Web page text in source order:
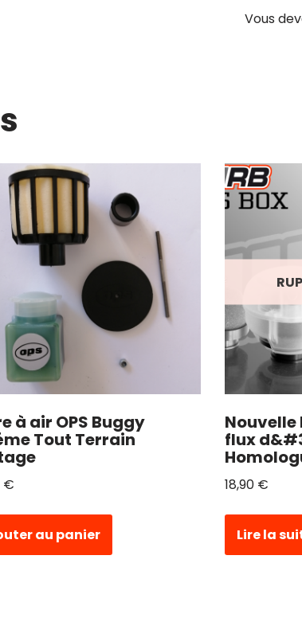
Vous
à air OPS Buggy
Tout Terrain
€
au panier
Nouvelle
flux
18,90 €
Lire la